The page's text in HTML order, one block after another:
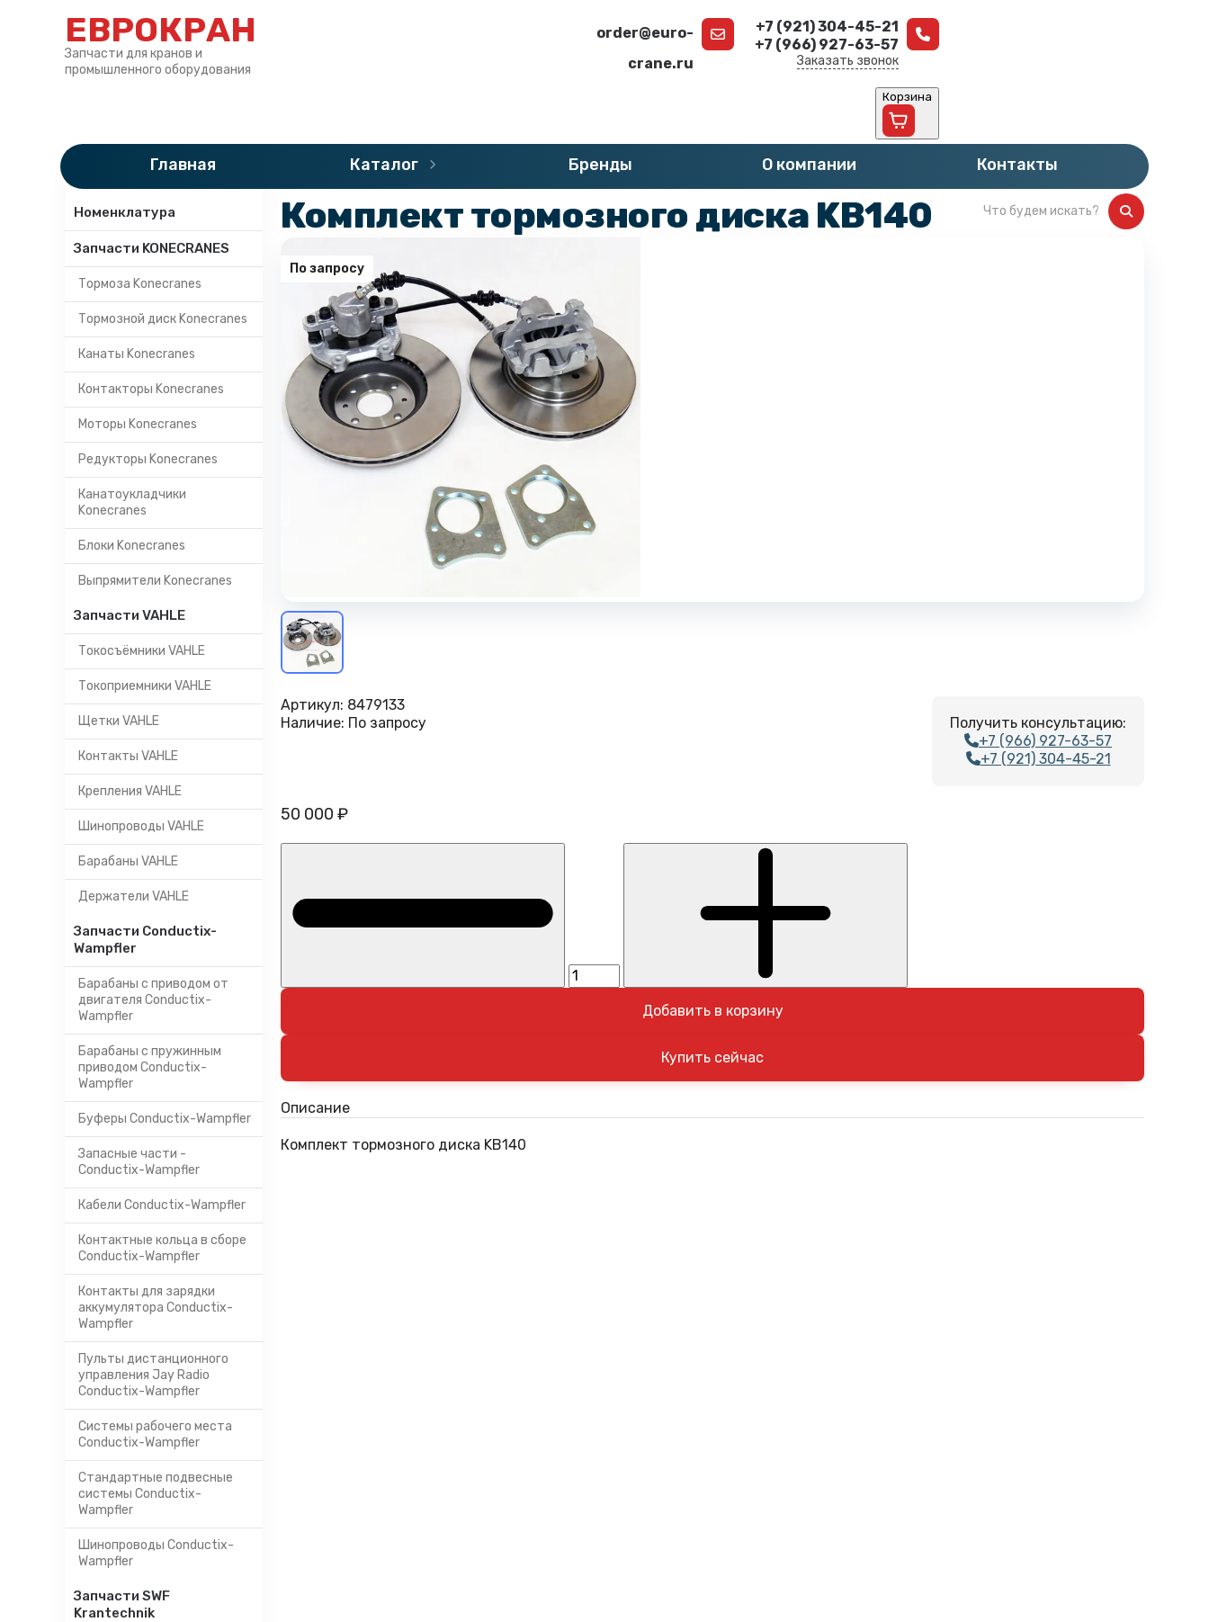
ЕВРОКРАН
Запчасти для кранов и
промышленного оборудования
order@euro-
crane.ru
+7 (921) 304-45-21
+7 (966) 927-63-57
Заказать звонок
Корзина
Главная Каталог Бренды О компании Контакты
Категории
Номенклатура
Запчасти KONECRANES
Тормоза Konecranes
Тормозной диск Konecranes
Канаты Konecranes
Контакторы Konecranes
Моторы Konecranes
Редукторы Konecranes
Канатоукладчики
Konecranes
Блоки Konecranes
Выпрямители Konecranes
Запчасти VAHLE
Токосъёмники VAHLE
Токоприемники VAHLE
Щетки VAHLE
Контакты VAHLE
Крепления VAHLE
Шинопроводы VAHLE
Барабаны VAHLE
Держатели VAHLE
Запчасти Conductix-
Wampfler
Барабаны с приводом от
двигателя Conductix-
Wampfler
Барабаны с пружинным
приводом Conductix-
Wampfler
Буферы Conductix-Wampfler
Запасные части -
Conductix-Wampfler
Кабели Conductix-Wampfler
Контактные кольца в сборе
Conductix-Wampfler
Контакты для зарядки
аккумулятора Conductix-
Wampfler
Пульты дистанционного
управления Jay Radio
Conductix-Wampfler
Системы рабочего места
Conductix-Wampfler
Стандартные подвесные
системы Conductix-
Wampfler
Шинопроводы Conductix-
Wampfler
Запчасти SWF
Krantechnik
»Каталог » Запчасти DEMAG Тормоза и диски DEMAG
Комплект тормозного диска KB140
По запросу
Получить консультацию:
+7 (966) 927-63-57
+7 (921) 304-45-21
Артикул: 8479133
Наличие: По запросу
50 000 ₽
Добавить в корзину
Описание
Комплект тормозного диска KB140